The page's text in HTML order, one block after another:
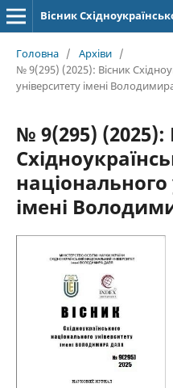
Головна / Архіви /
№ 9(295) (2025): Вісник
університету імені
№ 9(295) (2025):
національного
імені